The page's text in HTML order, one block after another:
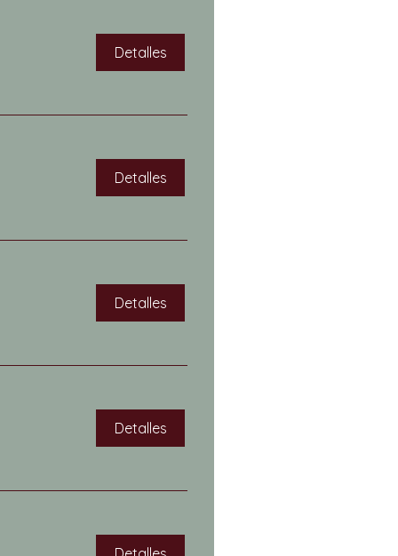
Detalles
Detalles
Detalles
Detalles